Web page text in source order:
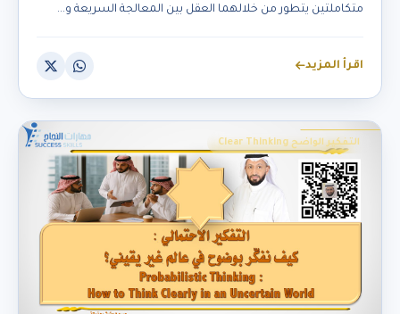
متكاملتين يتطور من خلالهما العقل بين المعالجة السريعة و...
اقرأ المزيد
التفكير الواضح Clear Thinking